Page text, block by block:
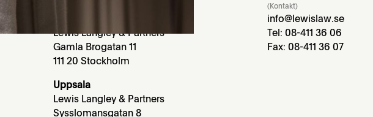
Lewis Langley & Partners
Gamla Brogatan 11
111 20 Stockholm
Uppsala
Lewis Langley & Partners
Sysslomansgatan 8
(Kontakt)
info@lewislaw.se
Tel: 08-411 36 06
Fax: 08-411 36 07